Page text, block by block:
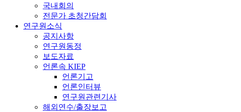
국내회의
전문가 초청간담회
연구원소식
공지사항
연구원동정
보도자료
언론속 KIEP
언론기고
언론인터뷰
연구원관련기사
해외연수/출장보고